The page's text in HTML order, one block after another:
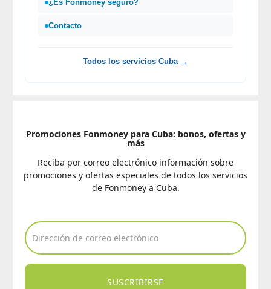
¿Es Fonmoney seguro?
Contacto
Todos los servicios Cuba →
Promociones Fonmoney para Cuba: bonos, ofertas y
más
Reciba por correo electrónico información sobre
promociones y ofertas especiales de todos los servicios
de Fonmoney a Cuba.
SUSCRIBIRSE